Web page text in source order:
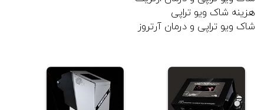
هزینه شاک ویو تراپی
شاک ویو تراپی و درمان آرتروز